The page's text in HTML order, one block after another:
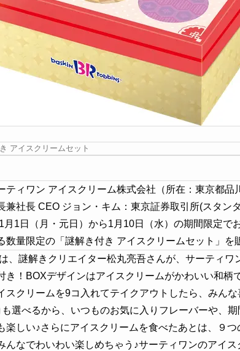
アイスクリームセット
ティワン アイスクリーム株式会社（所在：東京都品
兼社長 CEO ジョン・キム：東京証券取引所(スタン
月1日（月・元日）から1月10日（水）の期間限定で
数量限定の「謎解き付き アイスクリームセット」を
、謎解きクリエイター松丸亮吾さんが、サーティワ
き！BOXデザインはアイスクリームがかわいい和柄
スクリームを9コ入れてテイクアウトしたら、みん
選べるから、いつものお気に入りフレーバーや、期
楽しい♪さらにアイスクリームを食べたあとは、９
んなでわいわい楽しめちゃう♪サーティワンのアイ